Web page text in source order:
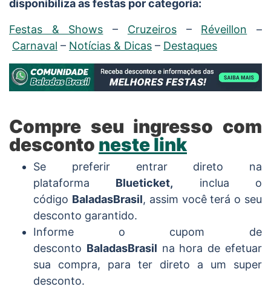
disponibiliza as festas por categoria:
Festas & Shows – Cruzeiros– Réveillon –
Carnaval – Notícias & Dicas – Destaques
Compre seu ingresso com
desconto neste link
Se preferir entrar direto na
plataforma Blueticket, inclua o
código BaladasBrasil, assim você terá o seu
desconto garantido.
Informe o cupom de
desconto BaladasBrasil na hora de efetuar
sua compra, para ter direto a um super
desconto.